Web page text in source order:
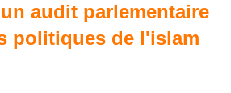
un audit parlementaire
politiques de l'islam